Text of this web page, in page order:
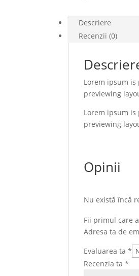
Descriere
Recenzii (0)
Lorem ipsum
previewing
Lorem ipsum
previewing
Opinii
Nu există încă
Fii primul care
Adresa ta de
Evaluarea ta*
Recenzia ta*